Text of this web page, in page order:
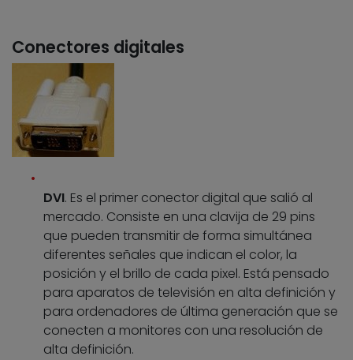
Conectores digitales
DVI. Es el primer conector digital que salió al
mercado. Consiste en una clavija de 29 pins
que pueden transmitir de forma simultánea
diferentes señales que indican el color, la
posición y el brillo de cada pixel. Está pensado
para aparatos de televisión en alta definición y
para ordenadores de última generación que se
conecten a monitores con una resolución de
alta definición.